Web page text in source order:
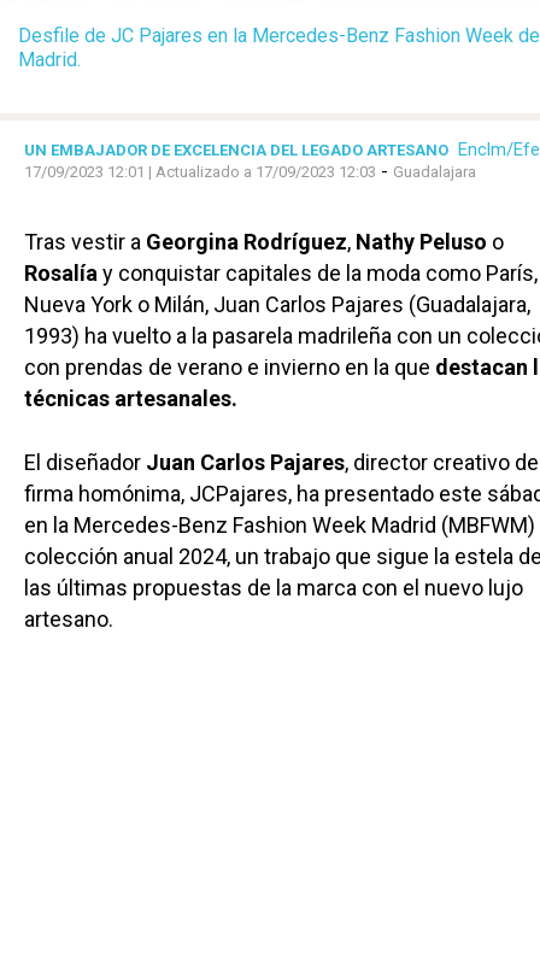
Desfile de JC Pajares en la Mercedes-Benz Fashion Week de
Madrid.
UN EMBAJADOR DE EXCELENCIA DEL LEGADO ARTESANO Enclm/Efe
17/09/2023 12:01 | Actualizado a 17/09/2023 12:03 - Guadalajara
Tras vestir a Georgina Rodríguez, Nathy Peluso o
Rosalía y conquistar capitales de la moda como París,
Nueva York o Milán, Juan Carlos Pajares (Guadalajara,
1993) ha vuelto a la pasarela madrileña con un
con prendas de verano e invierno en la que destacan
técnicas artesanales.
El diseñador Juan Carlos Pajares, director creativo
firma homónima, JCPajares, ha presentado este
en la Mercedes-Benz Fashion Week Madrid
colección anual 2024, un trabajo que sigue la estela
las últimas propuestas de la marca con el nuevo lujo
artesano.